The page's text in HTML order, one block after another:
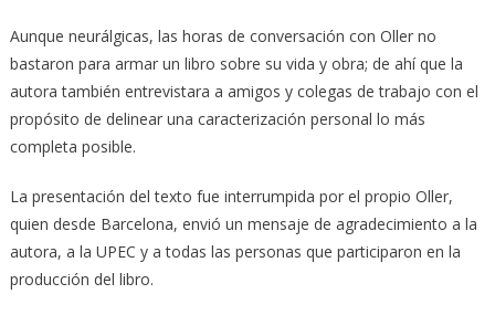
Aunque neurálgicas, las horas de conversación con Oller no
bastaron para armar un libro sobre su vida y obra; de ahí que la
autora también entrevistara a amigos y colegas de trabajo con el
propósito de delinear una caracterización personal lo más
completa posible.
La presentación del texto fue interrumpida por el propio Oller,
quien desde Barcelona, envió un mensaje de agradecimiento a la
autora, a la UPEC y a todas las personas que participaron en la
producción del libro.